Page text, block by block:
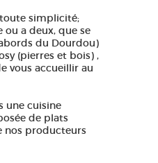
simplicité;
ou a deux, que se
du Dourdou)
(pierres et bois) ,
vous accueillir au
une cuisine
de plats
nos producteurs